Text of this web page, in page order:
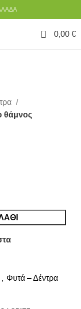
0 0,00 €
θάμνος
, Φυτά – Δέντρα